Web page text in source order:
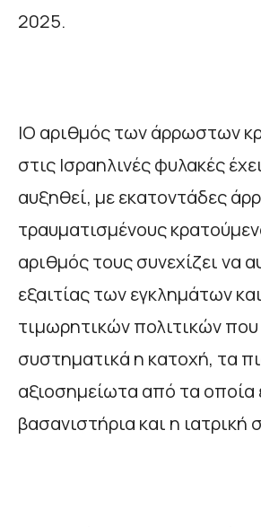
2025.
lΟ αριθμός των άρρωστων
στις Ισραηλινές φυλακές
αυξηθεί, με εκατοντάδες
τραυματισμένους
αριθμός τους συνεχίζει να
εξαιτίας των εγκλημάτων
τιμωρητικών πολιτικών που
συστηματικά η κατοχή, τα
αξιοσημείωτα από τα οποία
βασανιστήρια και η ιατρική